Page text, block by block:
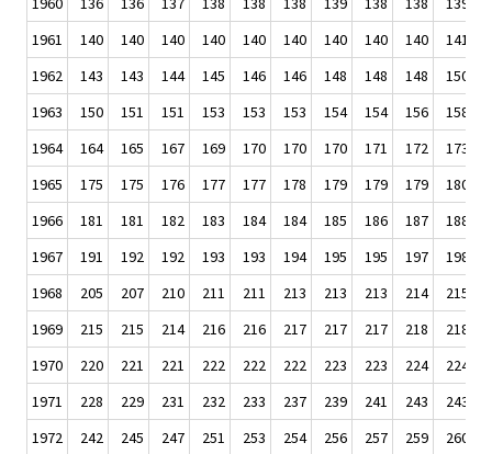
1961
140 140 140 140 140 140 140 140 140 141
1962
143 143 144 145 146 146 148 148 148 150
1963
150 151 151 153 153 153 154 154 156 158
1964
164 165 167 169 170 170 170 171 172 173
1965
175 175 176 177 177 178 179 179 179 180
1966
181 181 182 183 184 184 185 186 187 188
1967
191 192 192 193 193 194 195 195 197 198
1968
205 207 210 211 211 213 213 213 214 215
1969
215 215 214 216 216 217 217 217 218 218
1970
220 221 221 222 222 222 223 223 224 224
1971
228 229 231 232 233 237 239 241 243 243
1972
242 245 247 251 253 254 256 257 259 260